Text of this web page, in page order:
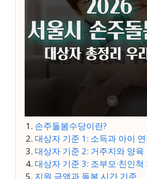
손주돌봄수당이란?
대상자 기준 1: 소득과 아이
대상자 기준 2: 거주지와 양육
대상자 기준 3: 조부모·친인척
지원 금액과 돌봄 시간 기준